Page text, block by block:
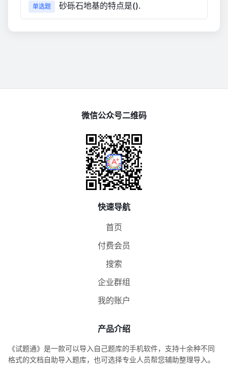
单选题 砂砾石地基的特点是().
微信公众号二维码
快速导航
首页
付费会员
搜索
企业群组
我的账户
产品介绍
《试题通》是一款可以导入自己题库的手机软件，支持十余种不同
格式的文档自助导入题库，也可选择专业人员帮您辅助整理导入。